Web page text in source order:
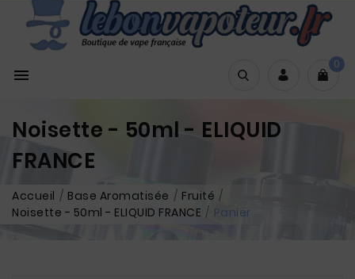

0
Noisette - 50ml - ELIQUID
FRANCE
Accueil Base Aromatisée
Fruité
Noisette - 50ml - ELIQUID FRANCE
Panier